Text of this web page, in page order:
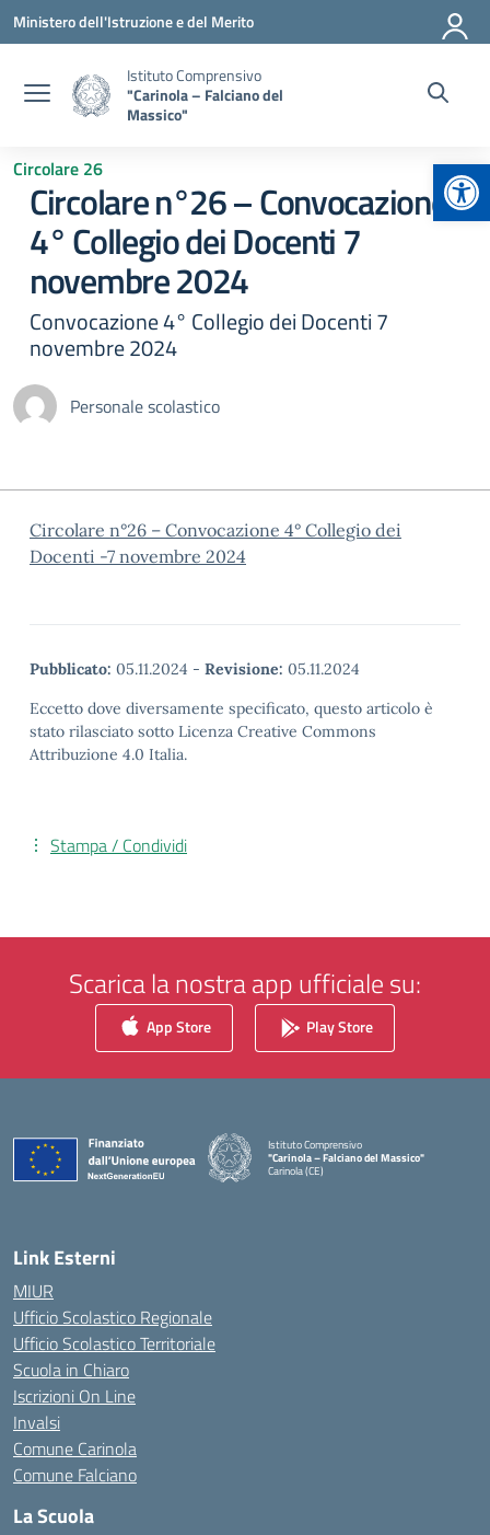
Vai ai contenuti
Vai al menu di navigazione
Vai al footer
Ministero dell'Istruzione e del Merito
Istituto Comprensivo
"Carinola – Falciano del
Massico"
Circolare 26
Circolare n°26 – Convocazione
4° Collegio dei Docenti 7
novembre 2024
Convocazione 4° Collegio dei Docenti 7
novembre 2024
Personale scolastico
Circolare n°26 – Convocazione 4° Collegio dei
Docenti -7 novembre 2024
Pubblicato: 05.11.2024 - Revisione: 05.11.2024
Eccetto dove diversamente specificato, questo articolo è
stato rilasciato sotto Licenza Creative Commons
Attribuzione 4.0 Italia.
Stampa / Condividi
Scarica la nostra app ufficiale su:
App Store Play Store
Istituto Comprensivo
"Carinola – Falciano del Massico"
Carinola (CE)
Link Esterni
MIUR
Ufficio Scolastico Regionale
Ufficio Scolastico Territoriale
Scuola in Chiaro
Iscrizioni On Line
Invalsi
Comune Carinola
Comune Falciano
La Scuola